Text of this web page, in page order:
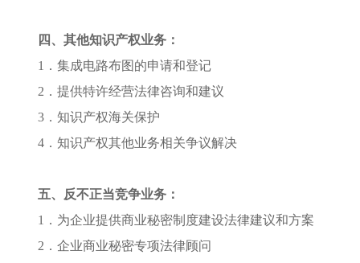
四、 其他知识产权业务 ：
1． 集成电路布图的申请和登记
2． 提供特许经营法律咨询和建议
3． 知识产权海关保护
4． 知识产权其他业务相关争议解决
五、 反不正当竞争业务 ：
1． 为企业提供商业秘密制度建设法律建议和方案
2． 企业商业秘密专项法律顾问